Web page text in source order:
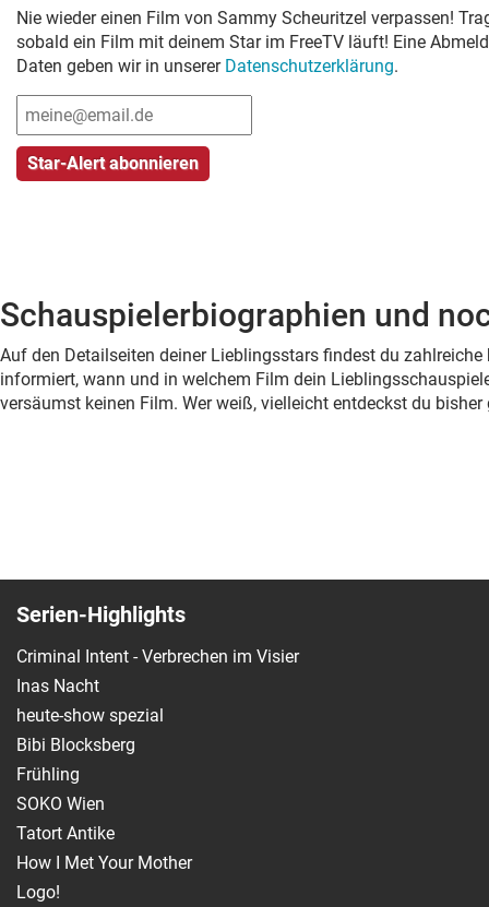
Nie wieder einen Film von Sammy Scheuritzel verpassen!
sobald ein Film mit deinem Star im FreeTV läuft! Eine
Daten geben wir in unserer Datenschutzerklärung.
Schauspielerbiographien und
Auf den Detailseiten deiner Lieblingsstars findest du
informiert, wann und in welchem Film dein
versäumst keinen Film. Wer weiß, vielleicht entdeckst du
Serien-Highlights
Criminal Intent - Verbrechen im Visier
Inas Nacht
heute-show spezial
Bibi Blocksberg
Frühling
SOKO Wien
Tatort Antike
How I Met Your Mother
Logo!